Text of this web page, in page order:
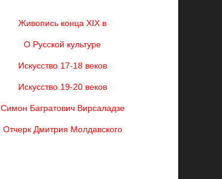
Живопись конца XIX в
О Русской культуре
Искусство 17-18 веков
Искусство 19-20 веков
Симон Багратович Вирсаладзе
Отчерк Дмитрия Молдавского